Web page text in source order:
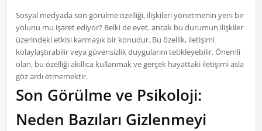
Sosyal medyada son görülme özelliği, ilişkileri yönetmenin yeni bir
yolunu mu işaret ediyor? Belki de evet, ancak bu durumun ilişkiler
üzerindeki etkisi karmaşık bir konudur. Bu özellik, iletişimi
kolaylaştırabilir veya güvensizlik duygularını tetikleyebilir. Önemli
olan, bu özelliği akıllıca kullanmak ve gerçek hayattaki iletişimi asla
göz ardı etmemektir.
Son Görülme ve Psikoloji:
Neden Bazıları Gizlenmeyi